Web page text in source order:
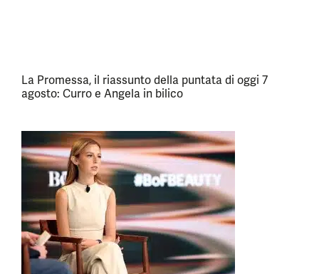
La Promessa, il riassunto della puntata di oggi 7
agosto: Curro e Angela in bilico